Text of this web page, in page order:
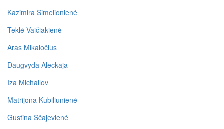
Kazimira Šimelionienė
Teklė Vaičiakienė
Aras Mikaločius
Daugvyda Aleckaja
Iza Michailov
Matrijona Kubiliūnienė
Gustina Ščajevienė